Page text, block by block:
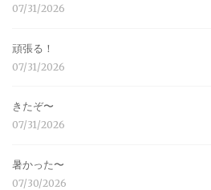
07/31/2026
頑張る！
07/31/2026
きたぞ〜
07/31/2026
暑かった〜
07/30/2026